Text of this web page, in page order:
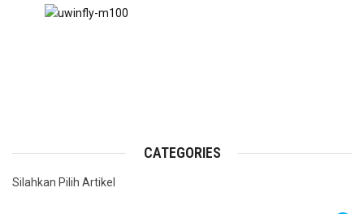
CATEGORIES
Silahkan Pilih Artikel